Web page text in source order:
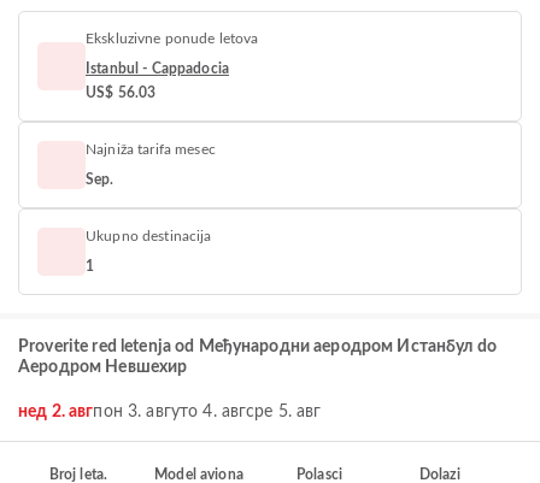
Ekskluzivne ponude letova
Istanbul - Cappadocia
US$ 56.03
Najniža tarifa mesec
Sep.
Ukupno destinacija
1
Proverite red letenja od Међународни аеродром Истанбул do
Aеродром Невшехир
нед 2. авгпон 3. авгуто 4. авгсре 5. авг
Broj leta. Model aviona Polasci Dolazi